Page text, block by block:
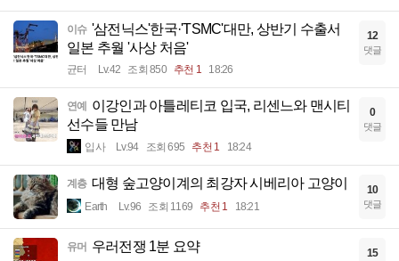
이슈 '삼전닉스'한국·'TSMC'대만, 상반기 수출서
일본 추월 '사상 처음'
균터 Lv.42 조회 850 추천 1 18:26
12
댓글
연예 이강인과 아틀레티코 입국, 리센느와 맨시티
선수들 만남
입사 Lv.94 조회 695 추천 1 18:24
0
댓글
계층 대형 숲고양이계의 최강자 시베리아 고양이
Earth Lv.96 조회 1169 추천 1 18:21
10
댓글
유머 우러전쟁 1분 요약 15